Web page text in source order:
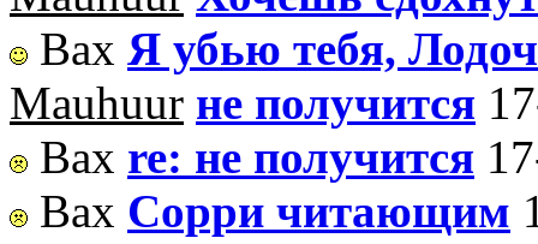
Вах Я убью тебя,
Mauhuur не получится
Вах re: не получится
Вах Сорри читающим